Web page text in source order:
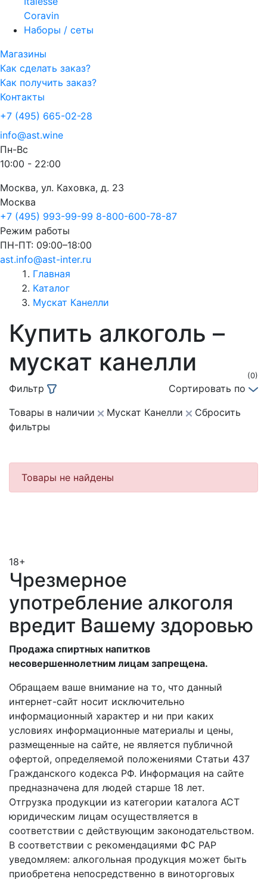
Coravin
Наборы / сеты
Магазины
Как сделать заказ?
Как получить заказ?
Контакты
+7 (495) 665-02-28
info@ast.wine
Пн-Вс
10:00 - 22:00
Москва, ул. Каховка, д. 23
Москва
+7 (495) 993-99-99 8-800-600-78-87
Режим работы
ПН-ПТ: 09:00–18:00
ast.info@ast-inter.ru
Главная
Каталог
Мускат Канелли
Купить алкоголь –
мускат канелли
(0)
Фильтр
Сортировать по
Товары в наличии
Мускат Канелли
Сбросить
фильтры
Товары не найдены
18+
Чрезмерное
употребление алкоголя
вредит Вашему здоровью
Продажа спиртных напитков
несовершеннолетним лицам запрещена.
Обращаем ваше внимание на то, что данный
интернет-сайт носит исключительно
информационный характер и ни при каких
условиях информационные материалы и цены,
размещенные на сайте, не является публичной
офертой, определяемой положениями Статьи 437
Гражданского кодекса РФ. Информация на сайте
предназначена для людей старше 18 лет.
Отгрузка продукции из категории каталога АСТ
юридическим лицам осуществляется в
соответствии с действующим законодательством.
В соответствии с рекомендациями ФС РАР
уведомляем: алкогольная продукция может быть
приобретена непосредственно в виноторговых